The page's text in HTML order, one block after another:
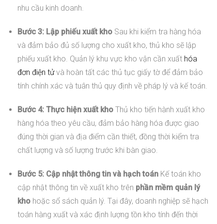
nhu cầu kinh doanh.
Bước 3: Lập phiếu xuất khoSau khi kiểm tra hàng hóa
và đảm bảo đủ số lượng cho xuất kho, thủ kho sẽ lập
phiếu xuất kho. Quản lý khu vực kho vận cần xuất hóa
đơn điện tửvà hoàn tất các thủ tục giấy tờ để đảm bảo
tính chính xác và tuân thủ quy định về pháp lý và kế toán.
Bước 4: Thực hiện xuất khoThủ kho tiến hành xuất kho
hàng hóa theo yêu cầu, đảm bảo hàng hóa được giao
đúng thời gian và địa điểm cần thiết, đồng thời kiểm tra
chất lượng và số lượng trước khi bàn giao.
Bước 5: Cập nhật thông tin và hạch toánKế toán kho
cập nhật thông tin về xuất kho trên phần mềm quản lý
khohoặc sổ sách quản lý. Tại đây, doanh nghiệp sẽ hạch
toán hàng xuất và xác định lượng tồn kho tính đến thời